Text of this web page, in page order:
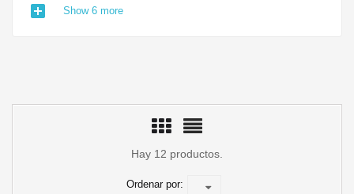
add_box Show 6 more
Hay 12 productos.
Ordenar por: